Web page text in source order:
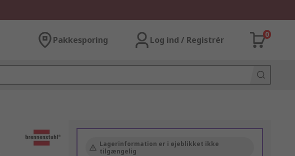
Pakkesporing Log ind / Registrér
0
Lagerinformation er i øjeblikket ikke
tilgængelig